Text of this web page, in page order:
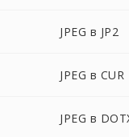
JPEG в JP2
JPEG в CUR
JPEG в